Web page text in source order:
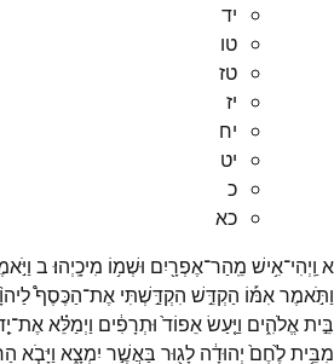
יד
טו
טז
יז
יח
יט
כ
כא
א וַֽיְהִי־אִ֥ישׁ מֵֽהַר־אֶפְרָ֖יִם וּשְׁמ֥וֹ מִיכָֽיְהוּ׃ ב
וַתֹּ֣אמֶראִמּ֡וֹ הַקְדֵּ֣שׁ הִקְדַּ֣שְׁתִּי אֶת־הַכֶּסֶף֩
בֵּ֣יתאֱלֹהִ֑ים וַיַּ֤עַשׂאֵפוֹד֙ וּתְרָפִ֔ים וַיְמַלֵּ֗אאֶת־
מִבֵּ֥יתלֶ֙חֶם֙ יְהוּדָ֔ה לָג֖וּר בַּאֲשֶׁ֣ר יִמְצָ֑א וַיָּבֹ֧א